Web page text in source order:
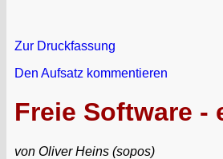
Zur Druckfassung
Den Aufsatz kommentieren
Freie Software -
von Oliver Heins (sopos)